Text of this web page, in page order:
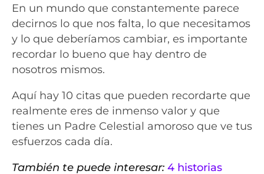
En un mundo que constantemente parece
decirnos lo que nos falta, lo que necesitamos
y lo que deberíamos cambiar, es importante
recordar lo bueno que hay dentro de
nosotros mismos.
Aquí hay 10 citas que pueden recordarte que
realmente eres de inmenso valor y que
tienes un Padre Celestial amoroso que ve tus
esfuerzos cada día.
También te puede interesar: 4 historias